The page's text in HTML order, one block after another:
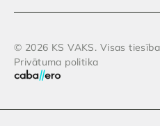
© 2026 KS VAKS. Visas
Privātuma politika